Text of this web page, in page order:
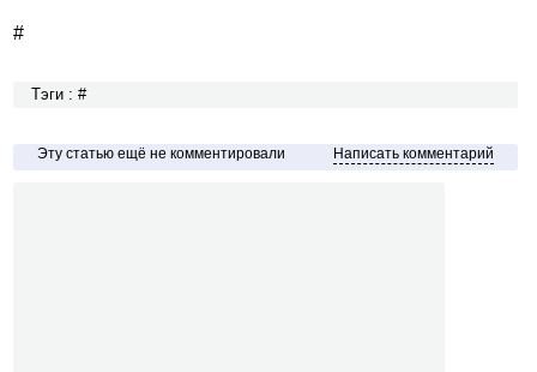
#
Тэги : #
Эту статью ещё не комментировали Написать комментарий